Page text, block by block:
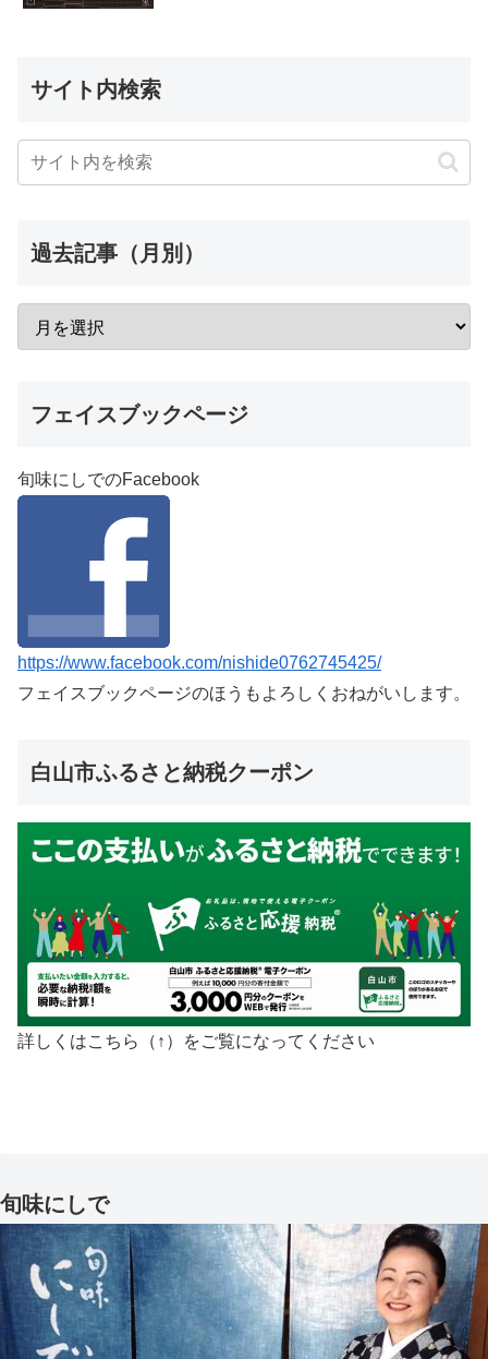
サイト内検索
過去記事（月別）
フェイスブックページ
旬味にしでのFacebook
https://www.facebook.com/nishide0762745425/
フェイスブックページのほうもよろしくおねがいします。
白山市ふるさと納税クーポン
詳しくはこちら（↑）をご覧になってください
旬味にしで